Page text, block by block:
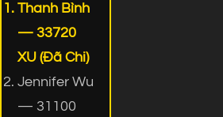
Thanh Bình
— 33720
XU (Đã Chi)
Jennifer Wu
— 31100